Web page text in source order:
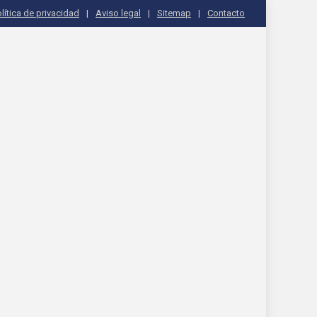
de privacidad Aviso legal Sitemap Contacto